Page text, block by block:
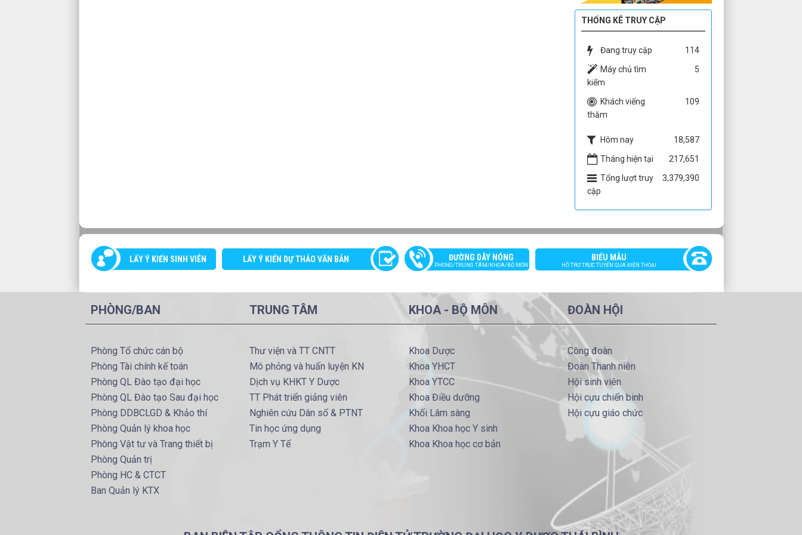
THỐNG KÊ TRUY CẬP
Đang truy cập
114
Máy chủ tìm
kiếm
5
Khách viếng
thăm
109
Hôm nay
18,587
Tháng hiện tại
217,651
Tổng lượt truy
cập
3,379,390
LẤY Ý KIẾN SINH VIÊN LẤY Ý KIẾN DỰ THẢO VĂN BẢN ĐƯỜNG DÂY NÓNG
PHONG/TRUNG TÂM/KHOA/BỘ MÔN
BIỂU MẪU
HỖ TRỢ TRỰC TUYẾN QUA ĐIỆN THOẠI
PHÒNG/BAN
Phòng Tổ chức cán bộ
Phòng Tài chính kế toán
Phòng QL Đào tạo đại học
Phòng QL Đào tạo Sau đại học
Phòng DDBCLGD & Khảo thí
Phòng Quản lý khoa học
Phòng Vật tư và Trang thiết bị
Phòng Quản trị
Phòng HC & CTCT
Ban Quản lý KTX
TRUNG TÂM
Thư viện và TT CNTT
Mô phỏng và huấn luyện KN
Dịch vụ KHKT Y Dược
TT Phát triển giảng viên
Nghiên cứu Dân số & PTNT
Tin học ứng dụng
Trạm Y Tế
KHOA - BỘ MÔN
Khoa Dược
Khoa YHCT
Khoa YTCC
Khoa Điều dưỡng
Khối Lâm sàng
Khoa Khoa học Y sinh
Khoa Khoa học cơ bản
ĐOÀN HỘI
Công đoàn
Đoàn Thanh niên
Hội sinh viên
Hội cựu chiến binh
Hội cựu giáo chức